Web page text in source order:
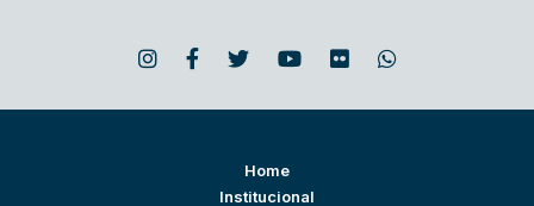
Home
Institucional